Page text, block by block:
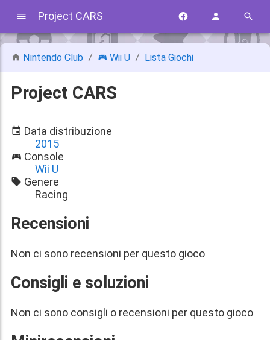
Project CARS
Nintendo Club Wii U Lista Giochi
Project CARS
Data distribuzione
2015
Console
Wii U
Genere
Racing
Recensioni
Non ci sono recensioni per questo gioco
Consigli e soluzioni
Non ci sono consigli o recensioni per questo gioco